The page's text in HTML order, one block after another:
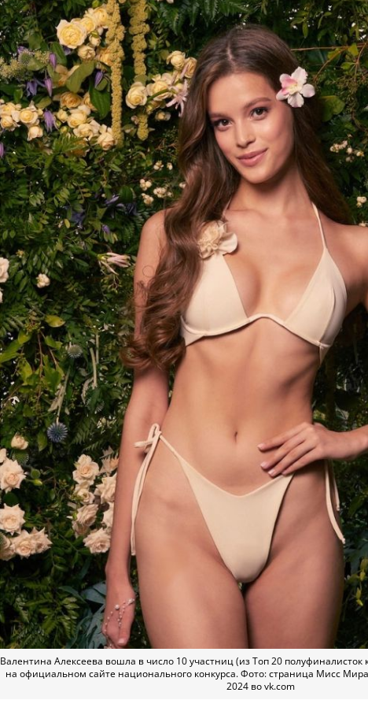
Валентина Алексеева вошла в число 10 участниц (из Топ 20 полуфиналисток
на официальном сайте национального конкурса. Фото: страница Мисс
2024 во vk.com